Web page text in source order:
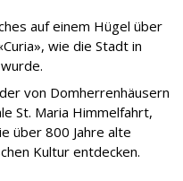
auf einem Hügel über
wie die Stadt in
von Domherrenhäusern
St. Maria Himmelfahrt,
über 800 Jahre alte
Kultur entdecken.